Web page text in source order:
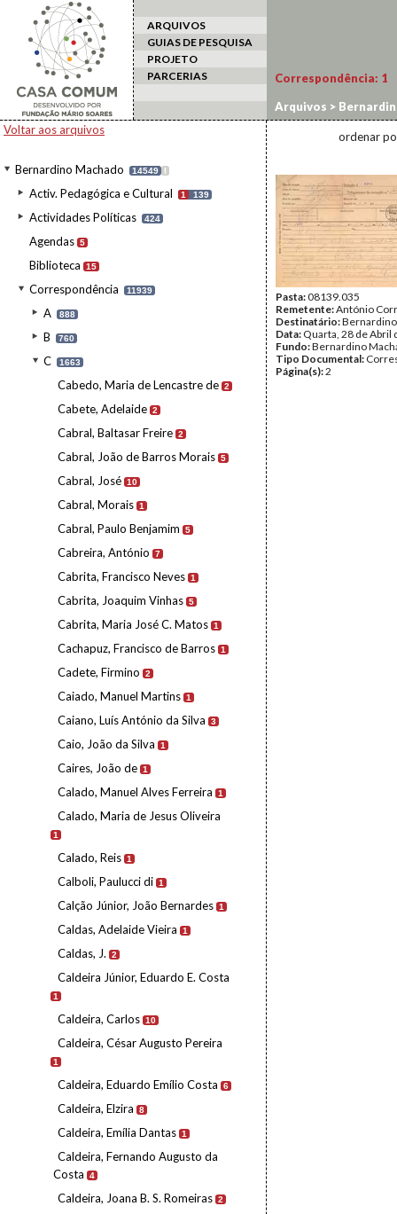
ARQUIVOS
GUIAS DE PESQUISA
PROJETO
PARCERIAS
Voltar aos arquivos
Bernardino Machado 14549 I
Activ. Pedagógica e Cultural 1 139
Actividades Políticas 424
Agendas 5
Biblioteca 15
Correspondência 11939
A 888
B 760
C 1663
Cabedo, Maria de Lencastre de 2
Cabete, Adelaide 2
Cabral, Baltasar Freire 2
Cabral, João de Barros Morais 5
Cabral, José 10
Cabral, Morais 1
Cabral, Paulo Benjamim 5
Cabreira, António 7
Cabrita, Francisco Neves 1
Cabrita, Joaquim Vinhas 5
Cabrita, Maria José C. Matos 1
Cachapuz, Francisco de Barros 1
Cadete, Firmino 2
Caiado, Manuel Martins 1
Caiano, Luís António da Silva 3
Caio, João da Silva 1
Caires, João de 1
Calado, Manuel Alves Ferreira 1
Calado, Maria de Jesus Oliveira
1
Calado, Reis 1
Calboli, Paulucci di 1
Calção Júnior, João Bernardes 1
Caldas, Adelaide Vieira 1
Caldas, J. 2
Caldeira Júnior, Eduardo E. Costa
1
Caldeira, Carlos 10
Caldeira, César Augusto Pereira
1
Caldeira, Eduardo Emílio Costa 6
Caldeira, Elzira 8
Caldeira, Emília Dantas 1
Caldeira, Fernando Augusto da
Costa
4
Caldeira, Joana B. S. Romeiras 2
Correspondência: 1
Arquivos >
ordenar
Pasta:08139.035
Remetente:António
Destinatário:
Data: Quarta, 28 de Abril
Fundo:Bernardino
Tipo Documental:
Página(s):2